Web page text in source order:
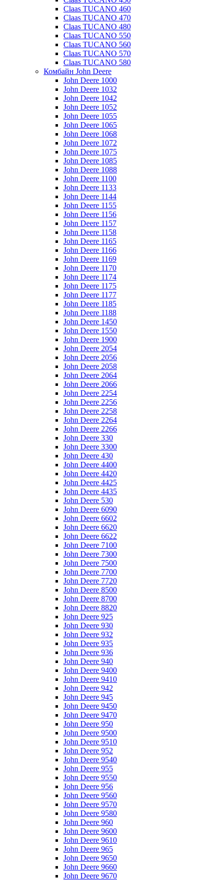
Claas TUCANO 460
Claas TUCANO 470
Claas TUCANO 480
Claas TUCANO 550
Claas TUCANO 560
Claas TUCANO 570
Claas TUCANO 580
Комбайн John Deere
John Deere 1000
John Deere 1032
John Deere 1042
John Deere 1052
John Deere 1055
John Deere 1065
John Deere 1068
John Deere 1072
John Deere 1075
John Deere 1085
John Deere 1088
John Deere 1100
John Deere 1133
John Deere 1144
John Deere 1155
John Deere 1156
John Deere 1157
John Deere 1158
John Deere 1165
John Deere 1166
John Deere 1169
John Deere 1170
John Deere 1174
John Deere 1175
John Deere 1177
John Deere 1185
John Deere 1188
John Deere 1450
John Deere 1550
John Deere 1900
John Deere 2054
John Deere 2056
John Deere 2058
John Deere 2064
John Deere 2066
John Deere 2254
John Deere 2256
John Deere 2258
John Deere 2264
John Deere 2266
John Deere 330
John Deere 3300
John Deere 430
John Deere 4400
John Deere 4420
John Deere 4425
John Deere 4435
John Deere 530
John Deere 6090
John Deere 6602
John Deere 6620
John Deere 6622
John Deere 7100
John Deere 7300
John Deere 7500
John Deere 7700
John Deere 7720
John Deere 8500
John Deere 8700
John Deere 8820
John Deere 925
John Deere 930
John Deere 932
John Deere 935
John Deere 936
John Deere 940
John Deere 9400
John Deere 9410
John Deere 942
John Deere 945
John Deere 9450
John Deere 9470
John Deere 950
John Deere 9500
John Deere 9510
John Deere 952
John Deere 9540
John Deere 955
John Deere 9550
John Deere 956
John Deere 9560
John Deere 9570
John Deere 9580
John Deere 960
John Deere 9600
John Deere 9610
John Deere 965
John Deere 9650
John Deere 9660
John Deere 9670